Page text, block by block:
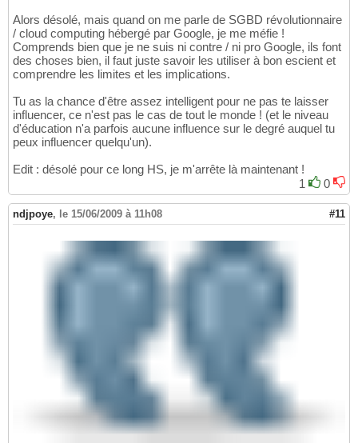
Alors désolé, mais quand on me parle de SGBD révolutionnaire
/ cloud computing hébergé par Google, je me méfie !
Comprends bien que je ne suis ni contre / ni pro Google, ils font
des choses bien, il faut juste savoir les utiliser à bon escient et
comprendre les limites et les implications.
Tu as la chance d'être assez intelligent pour ne pas te laisser
influencer, ce n'est pas le cas de tout le monde ! (et le niveau
d'éducation n'a parfois aucune influence sur le degré auquel tu
peux influencer quelqu'un).
Edit : désolé pour ce long HS, je m'arrête là maintenant !
1
0
ndjpoye, le 15/06/2009 à 11h08 #11